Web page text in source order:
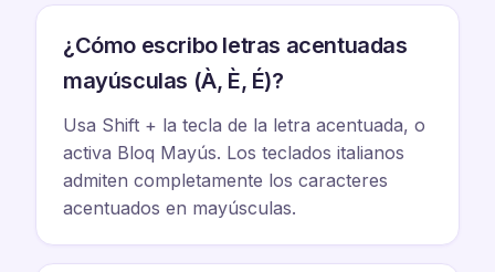
¿Cómo escribo letras acentuadas
mayúsculas (À, È, É)?
Usa Shift + la tecla de la letra acentuada, o
activa Bloq Mayús. Los teclados italianos
admiten completamente los caracteres
acentuados en mayúsculas.